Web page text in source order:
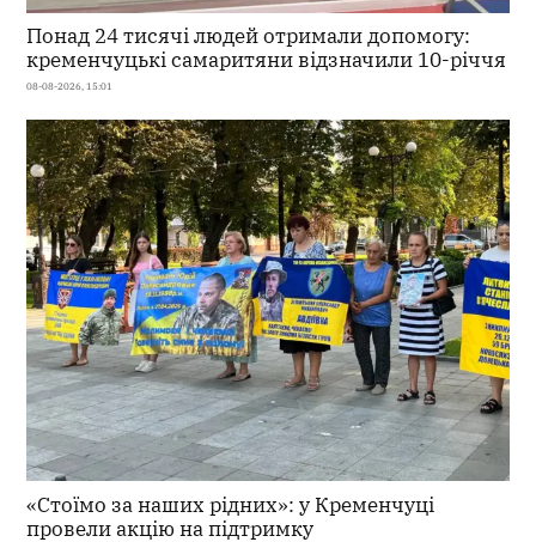
Понад 24 тисячі людей отримали допомогу:
кременчуцькі самаритяни відзначили 10-річчя
08-08-2026, 15:01
«Стоїмо за наших рідних»: у Кременчуці
провели акцію на підтримку